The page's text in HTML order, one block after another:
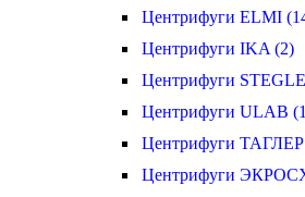
Центрифуги ELMI
Центрифуги IKA (2)
Центрифуги
Центрифуги ULAB
Центрифуги ТАГЛЕР
Центрифуги